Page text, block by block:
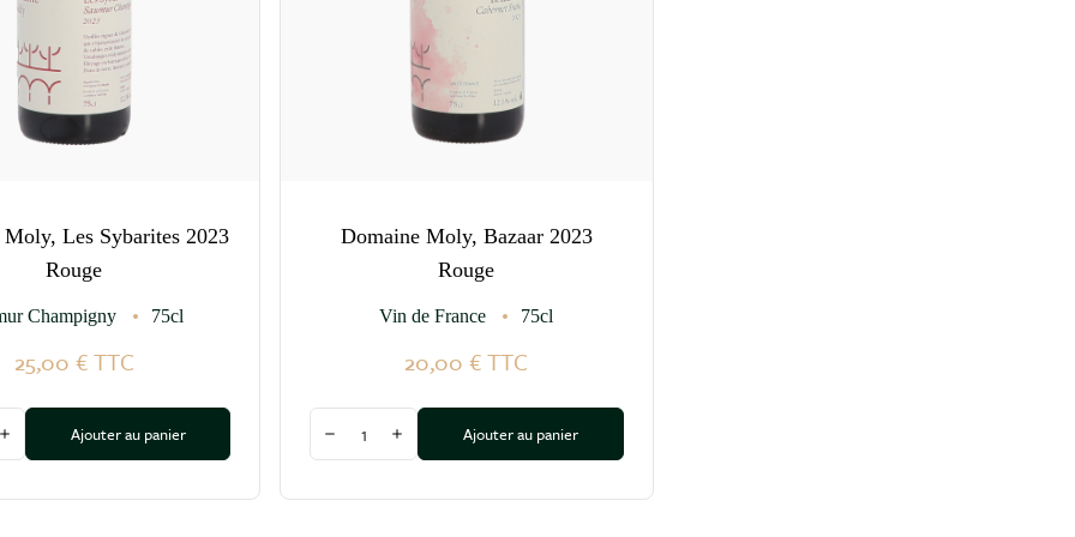
Les Sybarites 2023
Rouge
Champigny 75cl
25,00 €TTC
la quantité
Augmenter la quantité
Ajouter au panier
Domaine Moly, Bazaar 2023
Rouge
Vin de France 75cl
20,00 € TTC
Diminuer la quantité
Augmenter la quantité
Ajouter au panier